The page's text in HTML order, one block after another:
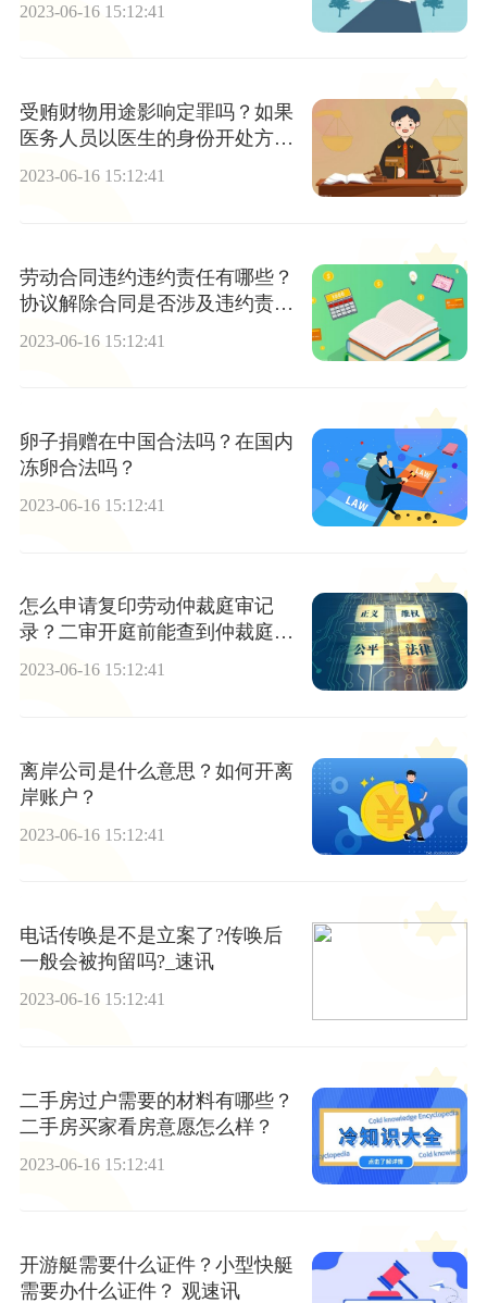
2023-06-16 15:12:41
受贿财物用途影响定罪吗？如果
医务人员以医生的身份开处方收
回扣会如何处理？ 关注
2023-06-16 15:12:41
劳动合同违约违约责任有哪些？
协议解除合同是否涉及违约责
2023-06-16 15:12:41
卵子捐赠在中国合法吗？在国内
冻卵合法吗？
2023-06-16 15:12:41
怎么申请复印劳动仲裁庭审记
录？二审开庭前能查到仲裁庭审
笔录吗？ 今日精选
2023-06-16 15:12:41
离岸公司是什么意思？如何开离
岸账户？
2023-06-16 15:12:41
电话传唤是不是立案了?传唤后
一般会被拘留吗?_速讯
2023-06-16 15:12:41
二手房过户需要的材料有哪些？
二手房买家看房意愿怎么样？
2023-06-16 15:12:41
开游艇需要什么证件？小型快艇
需要办什么证件？ 观速讯